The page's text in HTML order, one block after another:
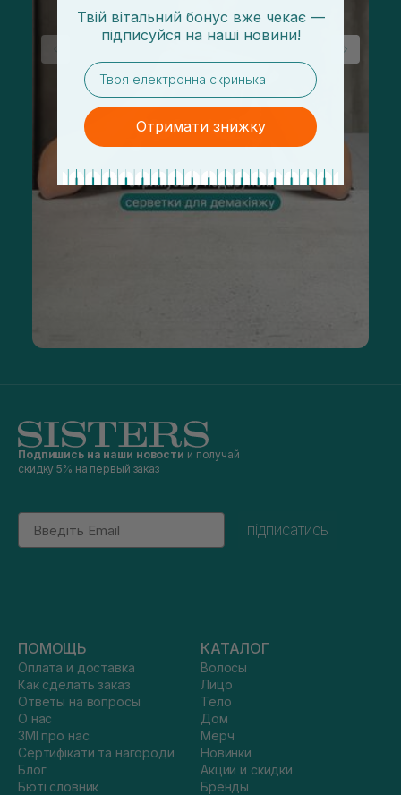
Подпишись на наши новости и получай
скидку 5% на первый заказ
Email
підписатись
ПОМОЩЬ
Оплата и доставка
Как сделать заказ
Ответы на вопросы
О нас
ЗМІ про нас
Сертифікати та нагороди
Блог
Бюті словник
КАТАЛОГ
Волосы
Лицо
Тело
Дом
Мерч
Новинки
Акции и скидки
Бренды
Твій вітальний бонус вже чекає —
підписуйся на наші новини!
email
Отримати знижку